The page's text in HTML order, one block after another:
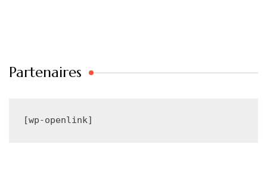
Partenaires
[wp-openlink]